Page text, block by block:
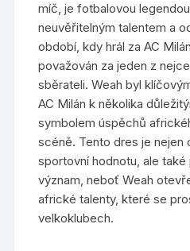
míč, je fotbalovou
neuvěřitelným talentem a
období, kdy hrál za AC
považován za jeden z
sběrateli. Weah byl
AC Milán k několika
symbolem úspěchů
scéně. Tento dres je nejen
sportovní hodnotu, ale také
význam, neboť Weah
africké talenty, které se
velkoklubech.